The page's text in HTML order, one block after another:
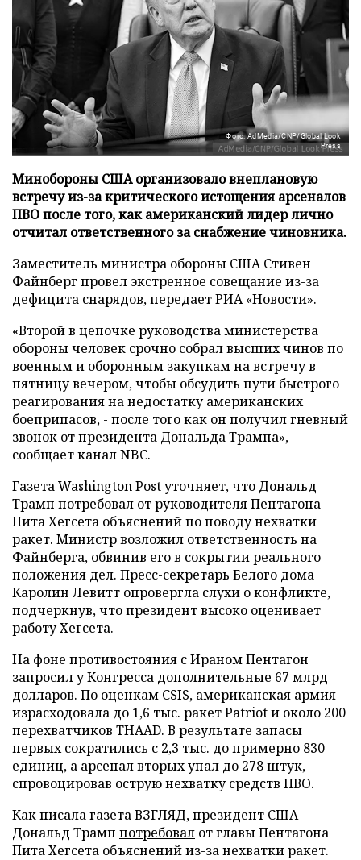
Фото: AdMedia/CNP/Global Look
Press
Минобороны США организовало внеплановую
встречу из-за критического истощения арсеналов
ПВО после того, как американский лидер лично
отчитал ответственного за снабжение чиновника.
Заместитель министра обороны США Стивен
Файнберг провел экстренное совещание из-за
дефицита снарядов, передаетРИА «Новости».
«Второй в цепочке руководства министерства
обороны человек срочно собрал высших чинов по
военным и оборонным закупкам на встречу в
пятницу вечером, чтобы обсудить пути быстрого
реагирования на недостатку американских
боеприпасов, - после того как он получил гневный
звонок от президента Дональда Трампа», –
сообщает канал NBC.
Газета Washington Post уточняет, что Дональд
Трамп потребовал от руководителя Пентагона
Пита Хегсета объяснений по поводу нехватки
ракет. Министр возложил ответственность на
Файнберга, обвинив его в сокрытии реального
положения дел. Пресс-секретарь Белого дома
Каролин Левитт опровергла слухи о конфликте,
подчеркнув, что президент высоко оценивает
работу Хегсета.
На фоне противостояния с Ираном Пентагон
запросил у Конгресса дополнительные 67 млрд
долларов. По оценкам CSIS, американская армия
израсходовала до 1,6 тыс. ракет Patriot и около 200
перехватчиков THAAD. В результате запасы
первых сократились с 2,3 тыс. до примерно 830
единиц, а арсенал вторых упал до 278 штук,
спровоцировав острую нехватку средств ПВО.
Как писала газета ВЗГЛЯД, президент США
Дональд Трамп потребовал от главы Пентагона
Пита Хегсета объяснений из-за нехватки ракет.